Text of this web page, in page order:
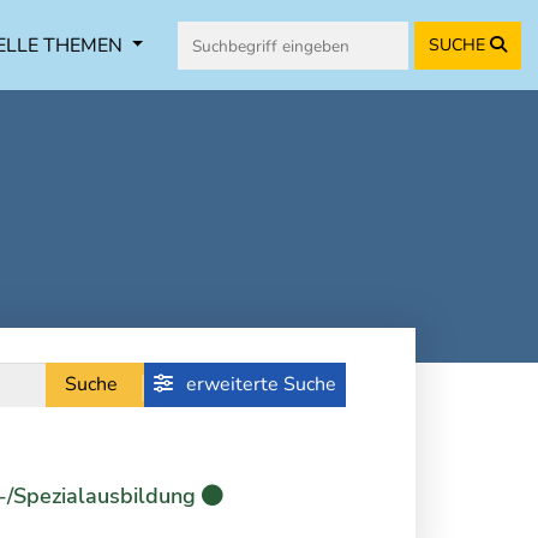
THEMEN SUCHE
Suche erweiterte Suche
Spezialausbildung